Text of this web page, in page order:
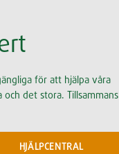
för att hjälpa våra
det stora. Tillsammans
HJÄLPCENTRAL